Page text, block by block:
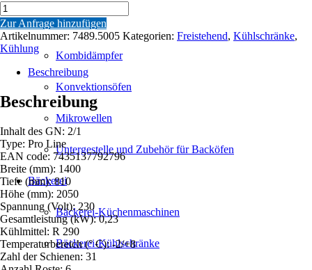
Backöfen
Kombidämpfer
Konvektionsöfen
Mikrowellen
Untergestelle und Zubehör für Backöfen
Bäckerei
Bäckerei-Küchenmaschinen
Bäckerei-Kühlschränke
KÜHLSCHRANK
RFS
MONO
BLOCK
1400
LTR
Zur Anfrage hinzufügen
Artikelnummer: 7489.5005 Kategorien: Freistehend, Kühlschränke,
Kühlung
Beschreibung
Beschreibung
Inhalt des GN: 2/1
Type: Pro Line
EAN code: 7435137792796
Breite (mm): 1400
Tiefe (mm): 810
Höhe (mm): 2050
Spannung (Volt): 230
Gesamtleistung (kW): 0,23
Kühlmittel: R 290
Temperaturbereich (° C): -2/+8
Zahl der Schienen: 31